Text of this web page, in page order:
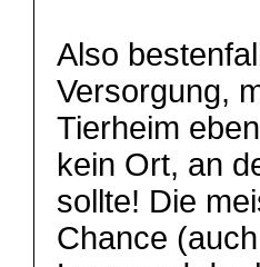
Also
Versorgung,
Tierheim
kein Ort, an
sollte! Die
Chance